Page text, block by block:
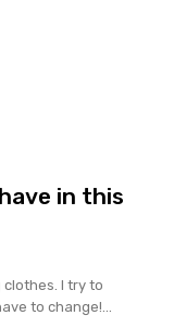
in this
I try to
to change!...